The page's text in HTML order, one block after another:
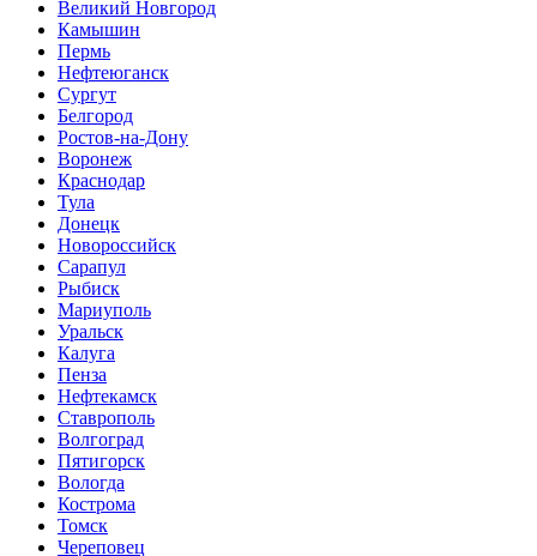
Великий Новгород
Камышин
Пермь
Нефтеюганск
Сургут
Белгород
Ростов-на-Дону
Воронеж
Краснодар
Тула
Донецк
Новороссийск
Сарапул
Рыбиск
Мариуполь
Уральск
Калуга
Пенза
Нефтекамск
Ставрополь
Волгоград
Пятигорск
Вологда
Кострома
Томск
Череповец